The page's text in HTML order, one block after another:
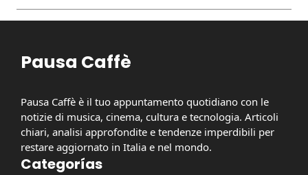
Pausa Caffè
Pausa Caffè è il tuo appuntamento quotidiano con le
notizie di musica, cinema, cultura e tecnologia. Articoli
chiari, analisi approfondite e tendenze imperdibili per
restare aggiornato in Italia e nel mondo.
Categorías